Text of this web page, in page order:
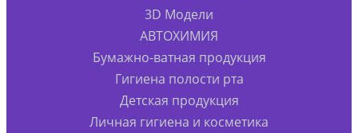
3D Модели
АВТОХИМИЯ
Бумажно-ватная продукция
Гигиена полости рта
Детская продукция
Личная гигиена и косметика